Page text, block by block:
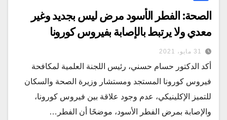
الصحة: الفطر الأسود مرض ليس بجديد وغير
معدي ولا يرتبط بالإصابة بفيروس كورونا
31 مايو، 2021
أكد الدكتور حسام حسني، رئيس اللجنة العلمية لمكافحة
فيروس كورونا المستجد ومستشار وزيرة الصحة والسكان
للتميز الإكلينيكي، عدم وجود علاقة بين فيروس كورونا،
والإصابة بمرض الفطر الأسود، موضحًا أن الفطر…